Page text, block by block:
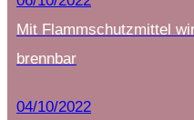
Mit Flammschutzmittel
brennbar
04/10/2022